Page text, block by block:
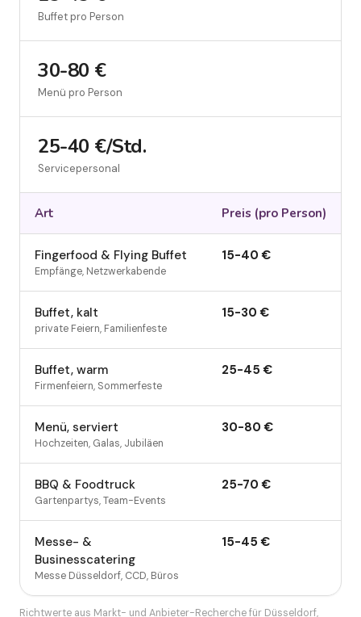
Buffet pro Person
30-80 €
Menü pro Person
25-40 €/Std.
Servicepersonal
Art Preis (pro Person)
Fingerfood & Flying Buffet
Empfänge, Netzwerkabende
15-40 €
Buffet, kalt
private Feiern, Familienfeste
15-30 €
Buffet, warm
Firmenfeiern, Sommerfeste
25-45 €
Menü, serviert
Hochzeiten, Galas, Jubiläen
30-80 €
BBQ & Foodtruck
Gartenpartys, Team-Events
25-70 €
Messe- &
Businesscatering
Messe Düsseldorf, CCD, Büros
15-45 €
Richtwerte aus Markt- und Anbieter-Recherche für Düsseldorf,